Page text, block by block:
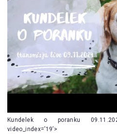
Kundelek o poranku
video_index=’19’>